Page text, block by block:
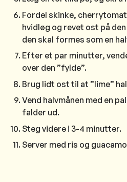
Fordel skinke,
hvidløg og revet ost på
den skal formes som en
Efter et par minutter,
over den ”fylde”.
Brug lidt ost til at ”lime”
Vend halvmånen med en
falder ud.
Steg videre i 3-4 minutter.
Server med ris og